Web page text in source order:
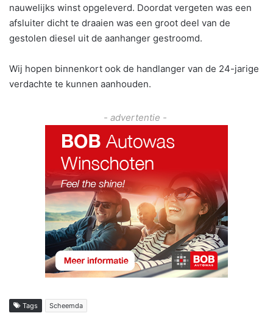
nauwelijks winst opgeleverd. Doordat vergeten was een
afsluiter dicht te draaien was een groot deel van de
gestolen diesel uit de aanhanger gestroomd.
Wij hopen binnenkort ook de handlanger van de 24-jarige
verdachte te kunnen aanhouden.
- advertentie -
Tags Scheemda